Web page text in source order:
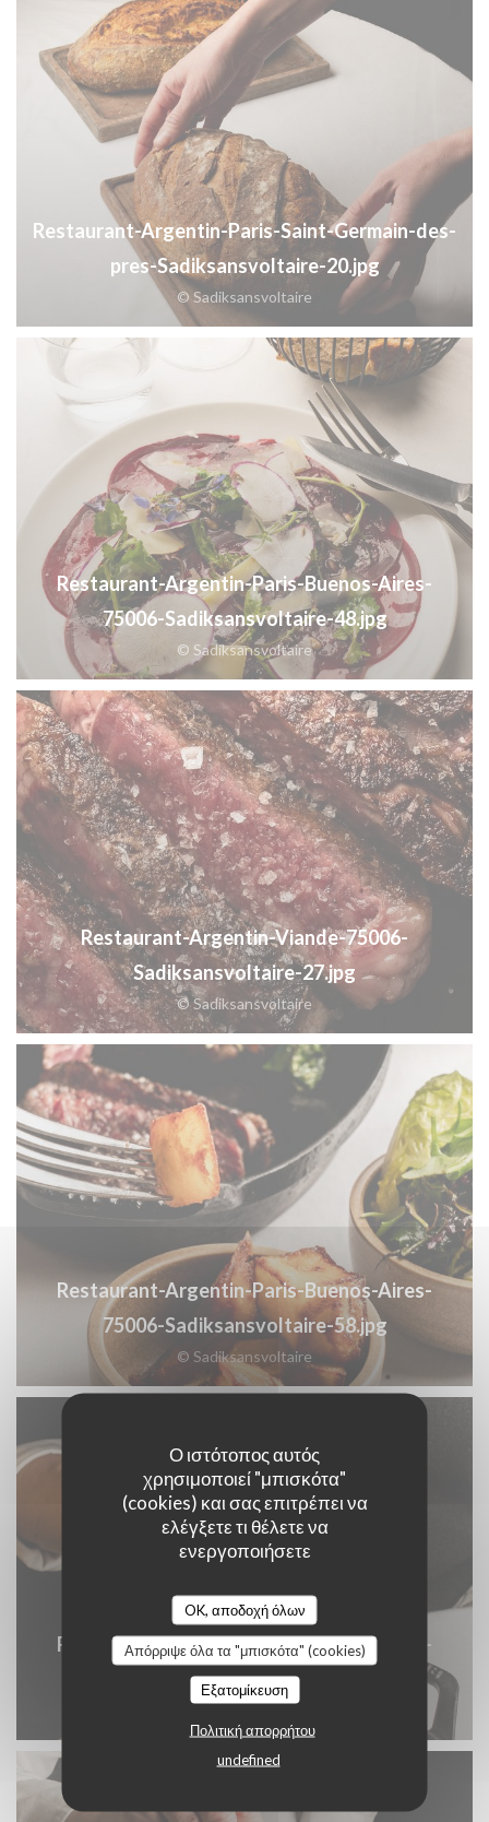
Ο ιστότοπος αυτός
χρησιμοποιεί "μπισκότα"
(cookies) και σας επιτρέπει να
ελέγξετε τι θέλετε να
ενεργοποιήσετε
OK, αποδοχή όλων
Απόρριψε όλα τα "μπισκότα" (cookies)
Εξατομίκευση
Πολιτική απορρήτου
undefined
Restaurant-Argentin-Paris-Saint-Germain-des-
pres-Sadiksansvoltaire-20.jpg
© Sadiksansvoltaire
Restaurant-Argentin-Paris-Buenos-Aires-
75006-Sadiksansvoltaire-48.jpg
© Sadiksansvoltaire
Restaurant-Argentin-Viande-75006-
Sadiksansvoltaire-27.jpg
© Sadiksansvoltaire
Restaurant-Argentin-Paris-Buenos-Aires-
75006-Sadiksansvoltaire-58.jpg
© Sadiksansvoltaire
Restaurant-Argentin-Paris-Buenos-Aires-
75006-Sadiksansvoltaire-83.jpg
© Sadiksansvoltaire